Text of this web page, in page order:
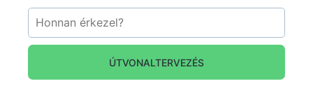
Forrás: facebook.com/Tiszaviraghe ;
tiszaviraghe.hu/
ÚTVONALTERVEZÉS